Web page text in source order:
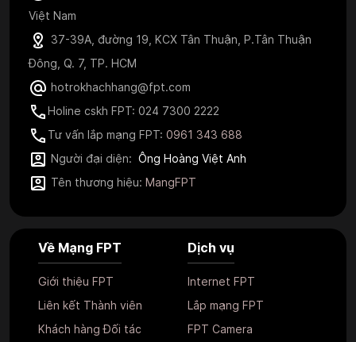
Việt Nam
37-39A, đường 19, KCX Tân Thuận, P.Tân Thuận
Đông, Q. 7, TP. HCM
hotrokhachhang@fpt.com
Holine cskh FPT: 024 7300 2222
Tư vấn lắp mạng FPT: 0961 343 688
Người đại diện: Ông Hoàng Việt Anh
Tên thương hiệu: MangFPT
Về Mạng FPT
Giới thiệu FPT
Liên kết Thành viên
Khách hàng Đối tác
Dịch vụ
Internet FPT
Lắp mạng FPT
FPT Camera